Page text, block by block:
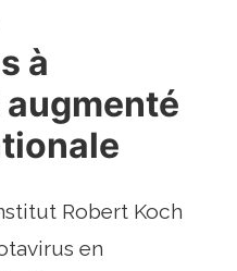
à
Robert Koch
en